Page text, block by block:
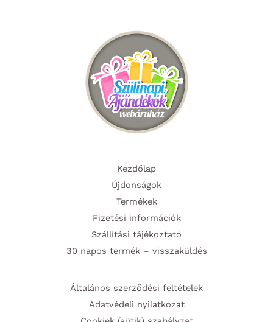
Kezdőlap
Újdonságok
Termékek
Fizetési információk
Szállítási tájékoztató
30 napos termék – visszaküldés
Általános szerződési feltételek
Adatvédeli nyilatkozat